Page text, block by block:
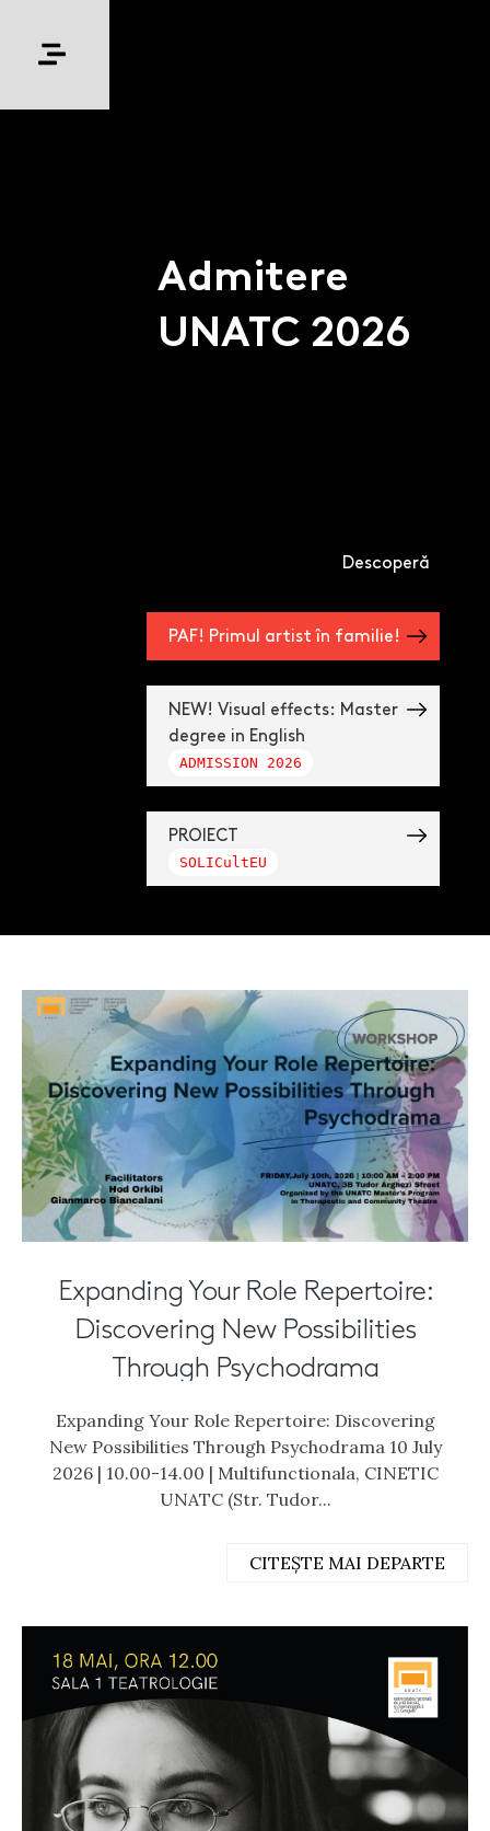
Admitere
UNATC 2026
Descoperă
PAF! Primul artist în familie!
NEW! Visual effects: Master
degree in English
ADMISSION 2026
PROIECT
SOLICultEU
Expanding Your Role Repertoire:
Discovering New Possibilities
Through Psychodrama
Expanding Your Role Repertoire: Discovering
New Possibilities Through Psychodrama 10 July
2026 | 10.00-14.00 | Multifunctionala, CINETIC
UNATC (Str. Tudor...
CITEȘTE MAI DEPARTE